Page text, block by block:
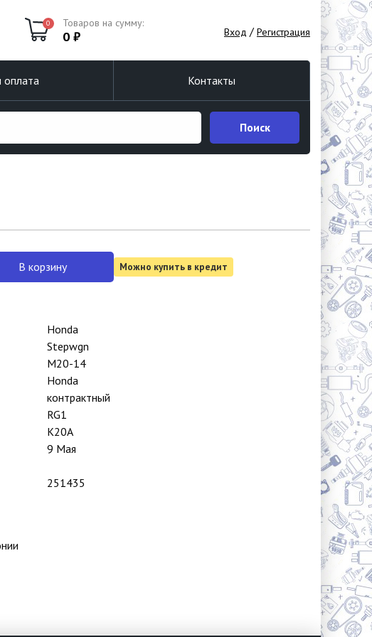
0 Товаров на сумму:
0 ₽ Вход / Регистрация
оплата Контакты
Поиск
В корзину Можно купить в кредит
Honda
Stepwgn
M20-14
Honda
контрактный
RG1
K20A
9 Мая
251435